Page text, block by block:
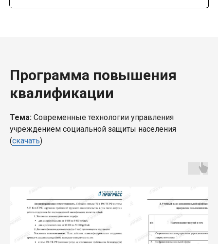
Программа повышения
квалификации
Тема: Современные технологии управления
учреждением социальной защиты населения
(скачать)